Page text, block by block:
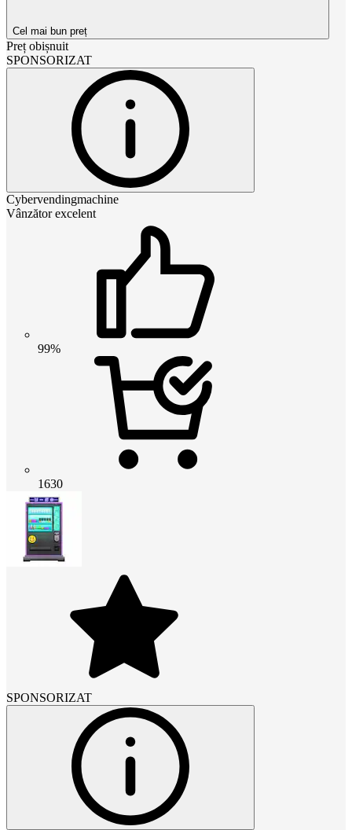
Cel mai bun preț
Preț obișnuit
SPONSORIZAT
Cybervendingmachine
Vânzător excelent
99%
1630
SPONSORIZAT